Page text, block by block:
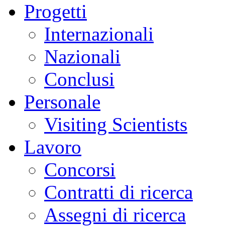
Progetti
Internazionali
Nazionali
Conclusi
Personale
Visiting Scientists
Lavoro
Concorsi
Contratti di ricerca
Assegni di ricerca